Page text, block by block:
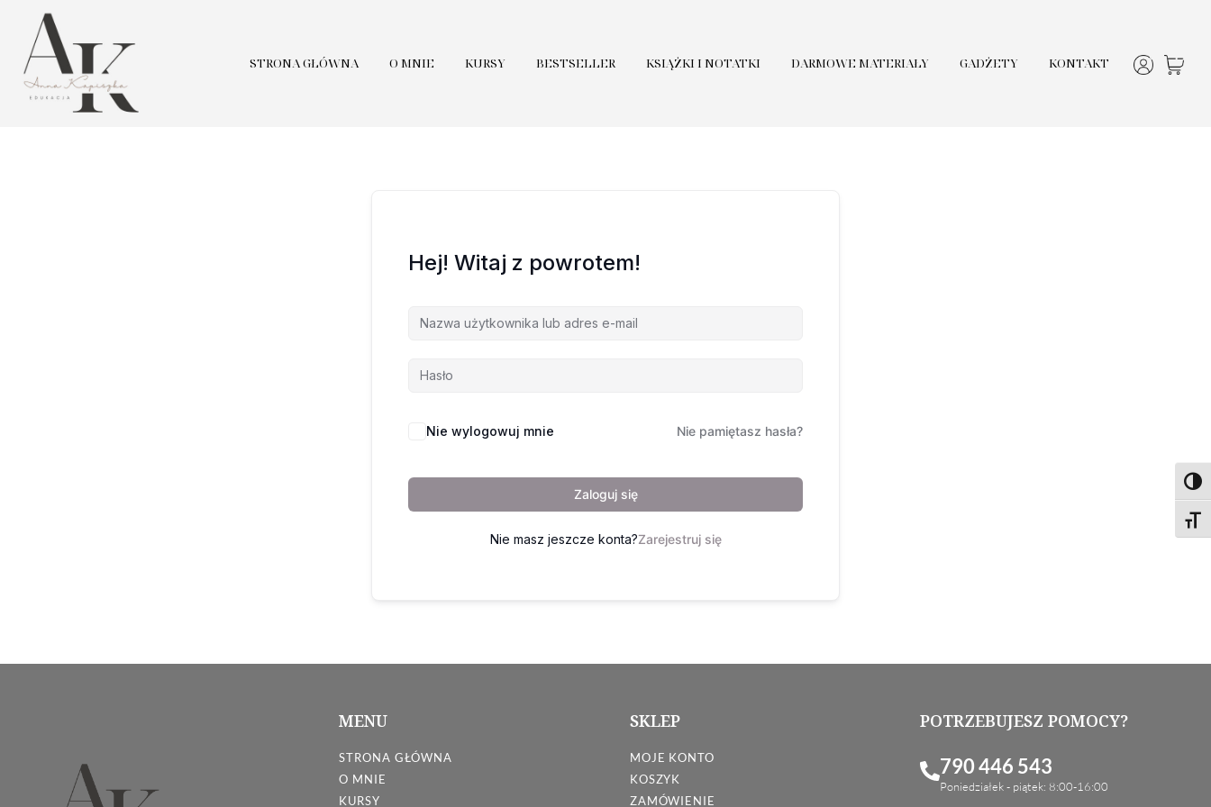
STRONA GŁÓWNA O MNIE KURSY BESTSELLER KSIĄŻKI I NOTATKI DARMOWE MATERIAŁY GADŻETY KONTAKT
Hej! Witaj z powrotem!
Nie wylogowuj mnie Nie pamiętasz hasła?
Zaloguj się
Nie masz jeszcze konta?Zarejestruj się
MENU
STRONA GŁÓWNA
O MNIE
KURSY
SKLEP
MOJE KONTO
KOSZYK
ZAMÓWIENIE
POTRZEBUJESZ POMOCY?
790 446 543
Poniedziałek - piątek: 8:00-16:00